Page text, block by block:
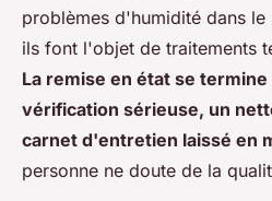
problèmes d'humidité dans le
ils font l'objet de traitements
La remise en état se
vérification sérieuse, un
carnet d'entretien laissé en
personne ne doute de la